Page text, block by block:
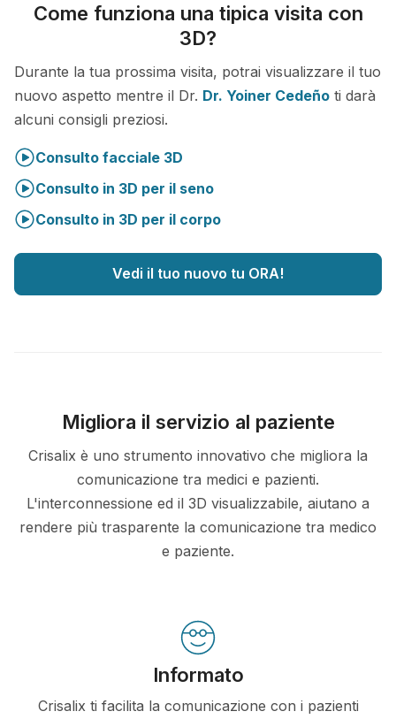
Come funziona una tipica visita con
3D?
Durante la tua prossima visita, potrai visualizzare il tuo
nuovo aspetto mentre il Dr. Dr. Yoiner Cedeño ti darà
alcuni consigli preziosi.
Consulto facciale 3D
Consulto in 3D per il seno
Consulto in 3D per il corpo
Vedi il tuo nuovo tu ORA!
Migliora il servizio al paziente
Crisalix è uno strumento innovativo che migliora la
comunicazione tra medici e pazienti.
L'interconnessione ed il 3D visualizzabile, aiutano a
rendere più trasparente la comunicazione tra medico
e paziente.
Informato
Crisalix ti facilita la comunicazione con i pazienti